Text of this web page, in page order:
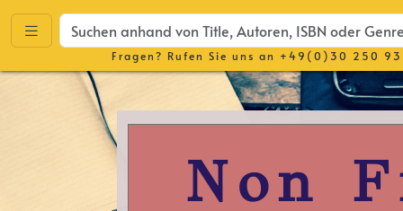
Fragen? Rufen Sie uns an +49(0)30 250
Non